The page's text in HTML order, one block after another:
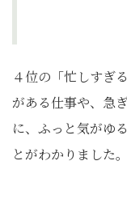
４位の「忙しすぎ
がある仕事や、急
に、ふっと気がゆ
とがわかりました。